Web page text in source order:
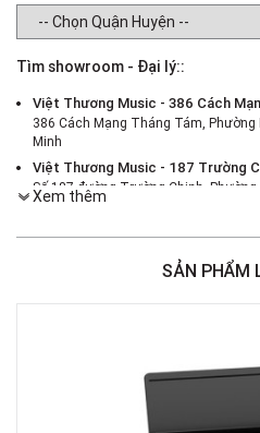
Tìm showroom - Đại lý::
Việt Thương Music - 386 Cách
386 Cách Mạng Tháng Tám, Phường
Minh
Việt Thương Music - 187 Trường
Số 187 đường Trường Chinh, Phường
Hà Nội
Việt Thương Music - 46 Hào Nam
Việt Thương Music - Crescent Mall
180B Võ Thị Sáu, Phường Xuân Hòa,
Việt Thương Music - 369 Điện Biên
369 Điện Biên Phủ, Phường Bàn Cờ,
Xem thêm
SẢN PHẨM